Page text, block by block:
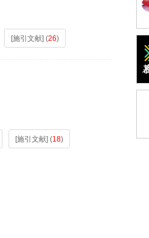
[施引文献] (26)
[施引文献] (18)